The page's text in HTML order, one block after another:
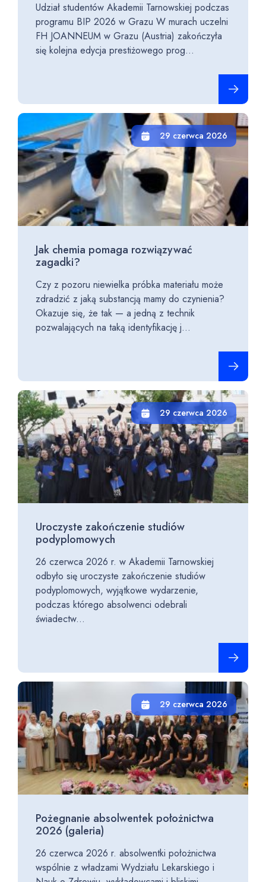
Udział studentów Akademii Tarnowskiej podczas
programu BIP 2026 w Grazu W murach uczelni
FH JOANNEUM w Grazu (Austria) zakończyła
się kolejna edycja prestiżowego prog...
29 czerwca 2026
Jak chemia pomaga rozwiązywać
zagadki?
Czy z pozoru niewielka próbka materiału może
zdradzić z jaką substancją mamy do czynienia?
Okazuje się, że tak — a jedną z technik
pozwalających na taką identyfikację j...
29 czerwca 2026
Uroczyste zakończenie studiów
podyplomowych
26 czerwca 2026 r. w Akademii Tarnowskiej
odbyło się uroczyste zakończenie studiów
podyplomowych, wyjątkowe wydarzenie,
podczas którego absolwenci odebrali
świadectw...
29 czerwca 2026
Pożegnanie absolwentek położnictwa
2026 (galeria)
26 czerwca 2026 r. absolwentki położnictwa
wspólnie z władzami Wydziału Lekarskiego i